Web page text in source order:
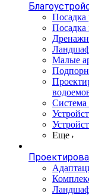
Посадка
Посадка
Малые
Система
Еще